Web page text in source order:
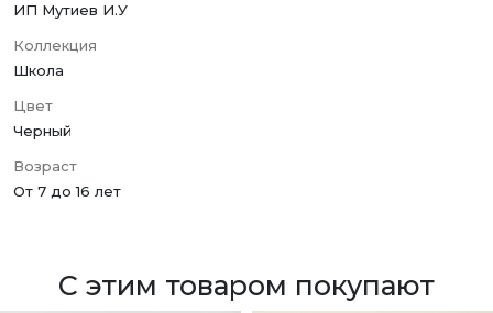
ИП Мутиев И.У
Коллекция
Школа
Цвет
Черный
Возраст
От 7 до 16 лет
С этим товаром покупают